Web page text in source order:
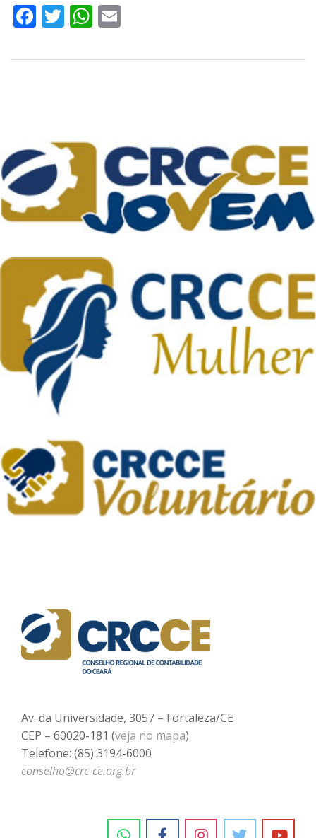
Facebook
TwitterWhatsApp
Av. da Universidade, 3057 – Fortaleza/CE
CEP – 60020-181 (veja no mapa)
Telefone: (85) 3194-6000
conselho@crc-ce.org.br